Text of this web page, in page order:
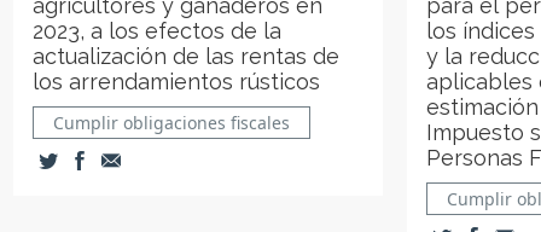
agricultores y ganaderos en
2023, a los efectos de la
actualización de las rentas de
los arrendamientos rústicos
Cumplir obligaciones fiscales
para el
los
y la
aplicables
Impuesto
Personas
Cumplir